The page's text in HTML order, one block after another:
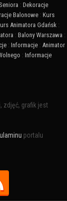
: Dekoracje
Balonowe : Kurs
Animatora Gdańsk :
: Balony Warszawa :
: Informacje : Animator
: Informacje
zdjęć, grafik jest
portalu